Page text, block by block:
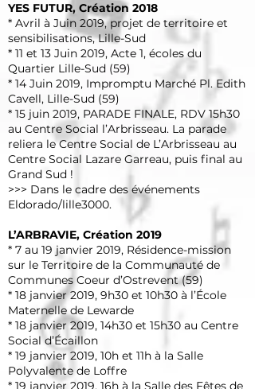
YES FUTUR, Création 2018
* Avril à Juin 2019, projet de territoire et
sensibilisations, Lille-Sud
* 11 et 13 Juin 2019, Acte 1, écoles du
Quartier Lille-Sud (59)
* 14 Juin 2019, Impromptu Marché Pl. Edith
Cavell, Lille-Sud (59)
* 15 juin 2019, PARADE FINALE, RDV 15h30
au Centre Social l’Arbrisseau. La parade
reliera le Centre Social de L’Arbrisseau au
Centre Social Lazare Garreau, puis final au
Grand Sud !
>>> Dans le cadre des événements
Eldorado/lille3000.
L’ARBRAVIE, Création 2019
* 7 au 19 janvier 2019, Résidence-mission
sur le Territoire de la Communauté de
Communes Coeur d’Ostrevent (59)
* 18 janvier 2019, 9h30 et 10h30 à l’École
Maternelle de Lewarde
* 18 janvier 2019, 14h30 et 15h30 au Centre
Social d’Écaillon
* 19 janvier 2019, 10h et 11h à la Salle
Polyvalente de Loffre
* 19 janvier 2019, 16h à la Salle des Fêtes de